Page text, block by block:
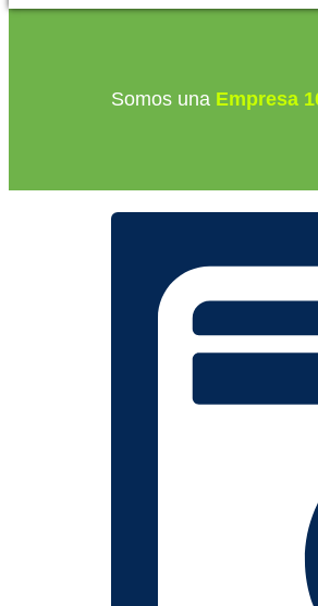
Somos una Empresa